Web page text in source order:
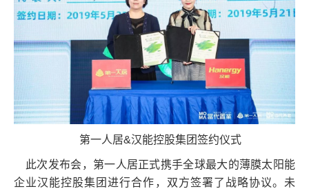
第一人居&汉能控股集团签约仪式
此次发布会，第一人居正式携手全球最大的薄膜太阳能
企业汉能控股集团进行合作，双方签署了战略协议。未